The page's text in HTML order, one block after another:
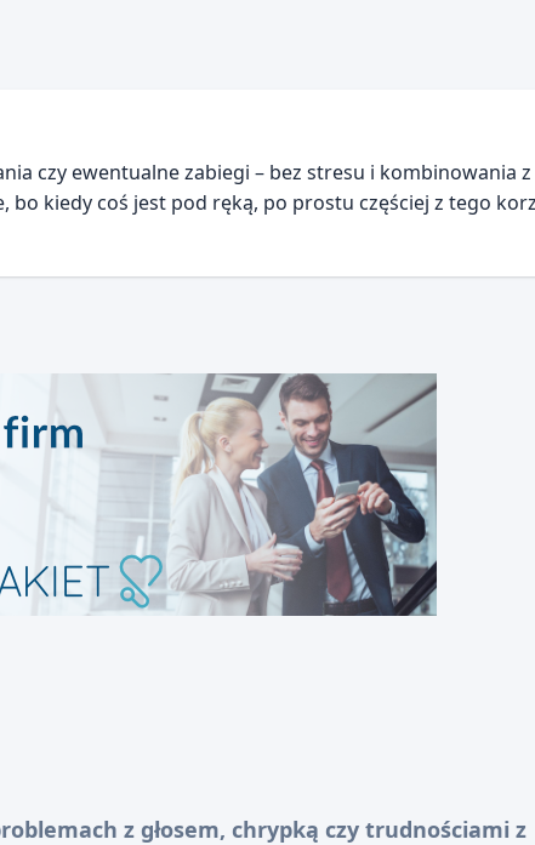
czy ewentualne zabiegi – bez stresu i kombinowania
kiedy coś jest pod ręką, po prostu częściej z tego
z głosem, chrypką czy trudnościami z